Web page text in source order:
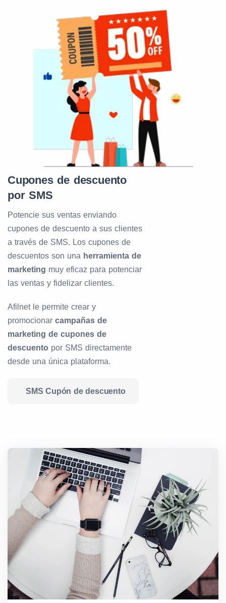
Cupones de descuento
por SMS
Potencie sus ventas enviando
cupones de descuento a sus clientes
a través de SMS. Los cupones de
descuentos son una herramienta de
marketing muy eficaz para potenciar
las ventas y fidelizar clientes.
Afilnet le permite crear y
promocionar campañas de
marketing de cupones de
descuento por SMS directamente
desde una única plataforma.
SMS Cupón de descuento